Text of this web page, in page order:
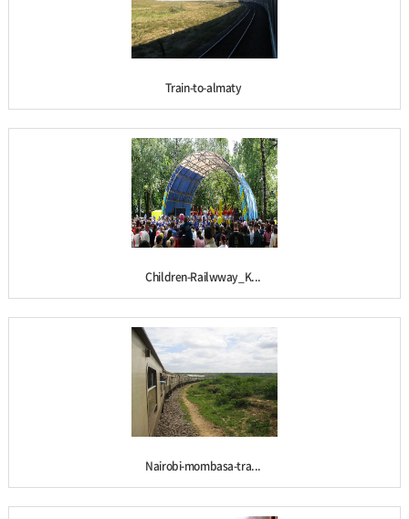
Train-to-almaty
Children-Railwway_K...
Nairobi-mombasa-tra...